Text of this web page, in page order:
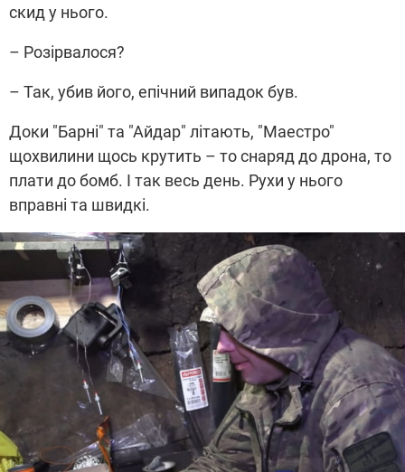
скид у нього.
– Розірвалося?
– Так, убив його, епічний випадок був.
Доки "Барні" та "Айдар" літають, "Маестро"
щохвилини щось крутить – то снаряд до дрона, то
плати до бомб. І так весь день. Рухи у нього
вправні та швидкі.